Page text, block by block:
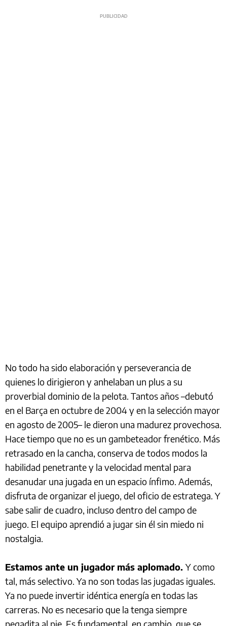
No todo ha sido elaboración y perseverancia de
quienes lo dirigieron y anhelaban un plus a su
proverbial dominio de la pelota. Tantos años –debutó
en el Barça en octubre de 2004 y en la selección mayor
en agosto de 2005– le dieron una madurez provechosa.
Hace tiempo que no es un gambeteador frenético. Más
retrasado en la cancha, conserva de todos modos la
habilidad penetrante y la velocidad mental para
desanudar una jugada en un espacio ínfimo. Además,
disfruta de organizar el juego, del oficio de estratega. Y
sabe salir de cuadro, incluso dentro del campo de
juego. El equipo aprendió a jugar sin él sin miedo ni
nostalgia.
Estamos ante un jugador más aplomado. Y como
tal, más selectivo. Ya no son todas las jugadas iguales.
Ya no puede invertir idéntica energía en todas las
carreras. No es necesario que la tenga siempre